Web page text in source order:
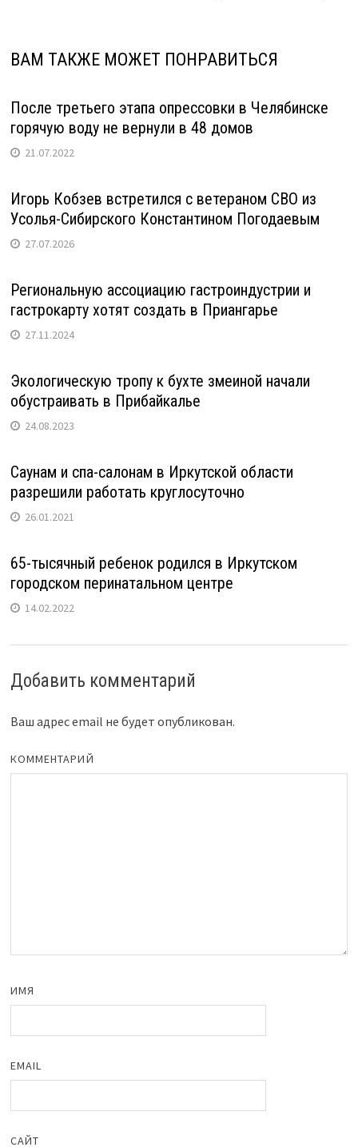
ВАМ ТАКЖЕ МОЖЕТ ПОНРАВИТЬСЯ
После третьего этапа опрессовки в Челябинске
горячую воду не вернули в 48 домов
21.07.2022
Игорь Кобзев встретился с ветераном СВО из
Усолья-Сибирского Константином Погодаевым
27.07.2026
Региональную ассоциацию гастроиндустрии и
гастрокарту хотят создать в Приангарье
27.11.2024
Экологическую тропу к бухте змеиной начали
обустраивать в Прибайкалье
24.08.2023
Саунам и спа-салонам в Иркутской области
разрешили работать круглосуточно
26.01.2021
65-тысячный ребенок родился в Иркутском
городском перинатальном центре
14.02.2022
Добавить комментарий
Ваш адрес email не будет опубликован.
КОММЕНТАРИЙ
ИМЯ
EMAIL
САЙТ